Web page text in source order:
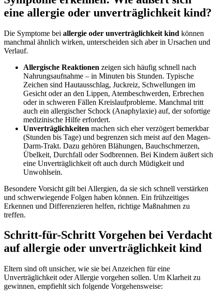
eine allergie oder unverträglichkeit kind?
Die Symptome bei allergie oder unverträglichkeit kind können
manchmal ähnlich wirken, unterscheiden sich aber in Ursachen und
Verlauf.
Allergische Reaktionen zeigen sich häufig schnell nach
Nahrungsaufnahme – in Minuten bis Stunden. Typische
Zeichen sind Hautausschlag, Juckreiz, Schwellungen im
Gesicht oder an den Lippen, Atembeschwerden, Erbrechen
oder in schweren Fällen Kreislaufprobleme. Manchmal tritt
auch ein allergischer Schock (Anaphylaxie) auf, der sofortige
medizinische Hilfe erfordert.
Unverträglichkeiten machen sich eher verzögert bemerkbar
(Stunden bis Tage) und begrenzen sich meist auf den Magen-
Darm-Trakt. Dazu gehören Blähungen, Bauchschmerzen,
Übelkeit, Durchfall oder Sodbrennen. Bei Kindern äußert sich
eine Unverträglichkeit oft auch durch Müdigkeit und
Unwohlsein.
Besondere Vorsicht gilt bei Allergien, da sie sich schnell verstärken
und schwerwiegende Folgen haben können. Ein frühzeitiges
Erkennen und Differenzieren helfen, richtige Maßnahmen zu
treffen.
Schritt-für-Schritt Vorgehen bei Verdacht
auf allergie oder unverträglichkeit kind
Eltern sind oft unsicher, wie sie bei Anzeichen für eine
Unverträglichkeit oder Allergie vorgehen sollen. Um Klarheit zu
gewinnen, empfiehlt sich folgende Vorgehensweise: